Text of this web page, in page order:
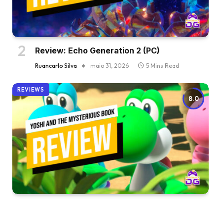
Review: Echo Generation 2 (PC)
Ruancarlo Silva maio 31, 2026 5 Mins Read
8.0
REVIEWS